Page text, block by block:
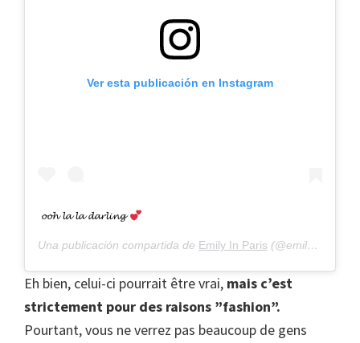
Ver esta publicación en Instagram
𝓸𝓸𝓱 𝓵𝓪 𝓵𝓪 𝓭𝓪𝓻𝓵𝓲𝓷𝓰
Una publicación compartida de Emily In Paris (@emilyinparis) el
Eh bien, celui-ci pourrait être vrai, mais c’est
strictement pour des raisons ”fashion”.
Pourtant, vous ne verrez pas beaucoup de gens